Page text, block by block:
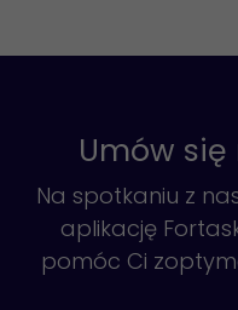
Umów
Na spotkaniu z
aplikację
pomóc Ci